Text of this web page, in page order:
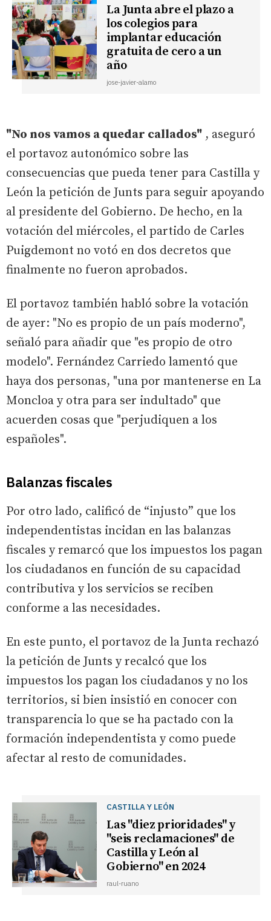
La Junta abre el plazo a
los colegios para
implantar educación
gratuita de cero a un
año
jose-javier-alamo
"No nos vamos a quedar callados" , aseguró
el portavoz autonómico sobre las
consecuencias que pueda tener para Castilla y
León la petición de Junts para seguir apoyando
al presidente del Gobierno. De hecho, en la
votación del miércoles, el partido de Carles
Puigdemont no votó en dos decretos que
finalmente no fueron aprobados.
El portavoz también habló sobre la votación
de ayer: "No es propio de un país moderno",
señaló para añadir que "es propio de otro
modelo". Fernández Carriedo lamentó que
haya dos personas, "una por mantenerse en La
Moncloa y otra para ser indultado" que
acuerden cosas que "perjudiquen a los
españoles".
Balanzas fiscales
Por otro lado, calificó de “injusto” que los
independentistas incidan en las balanzas
fiscales y remarcó que los impuestos los pagan
los ciudadanos en función de su capacidad
contributiva y los servicios se reciben
conforme a las necesidades.
En este punto, el portavoz de la Junta rechazó
la petición de Junts y recalcó que los
impuestos los pagan los ciudadanos y no los
territorios, si bien insistió en conocer con
transparencia lo que se ha pactado con la
formación independentista y como puede
afectar al resto de comunidades.
CASTILLA Y LEÓN
Las "diez prioridades" y
"seis reclamaciones" de
Castilla y León al
Gobierno" en 2024
raul-ruano